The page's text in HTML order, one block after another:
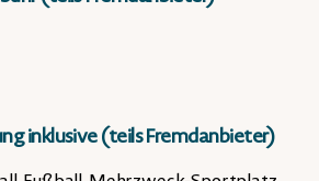
inklusive (teils Fremdanbieter)